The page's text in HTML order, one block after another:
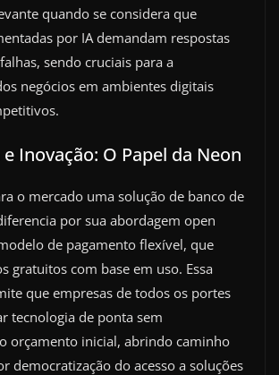
quando se considera que
por IA demandam respostas
sendo cruciais para a
negócios em ambientes digitais
Inovação: O Papel da Neon
o mercado uma solução de banco de
por sua abordagem open
de pagamento flexível, que
gratuitos com base em uso. Essa
que empresas de todos os portes
tecnologia de ponta sem
orçamento inicial, abrindo caminho
democratização do acesso a soluções